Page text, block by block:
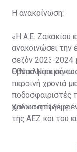
Η ανακοίνωση:
«Η Α.Ε. Ζακακίου
ανακοινώσει την
σεζόν 2023-2024
Έβορα Νασιμέντο.
Ο Ντελμίρο
περσινή χρονιά
ποδοσφαιριστές
χρόνια στη
Καλωσορίζουμε
της ΑΕΖ και του